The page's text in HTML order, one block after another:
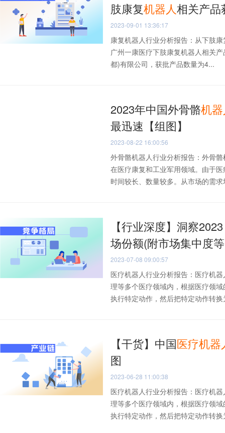
肢康复机器人相关产品
2023-09-01 13:36:17
康复机器人行业分析报告：从下肢
广州一康医疗下肢康复机器人相关
都)有限公司，获批产品数量为4...
2023年中国外骨骼机
最迅速【组图】
2023-08-22 16:00:56
外骨骼机器人行业分析报告：外骨
在医疗康复和工业军用领域。由于
时间较长、数量较多。从市场的需
【行业深度】洞察
场份额(附市场集中度
2023-07-08 09:00:57
医疗机器人行业分析报告：医疗机
理等多个医疗领域内，根据医疗领
执行特定动作，然后把特定动作转
【干货】中国医疗机器
图
2023-06-28 11:00:38
医疗机器人行业分析报告：医疗机
理等多个医疗领域内，根据医疗领
执行特定动作，然后把特定动作转